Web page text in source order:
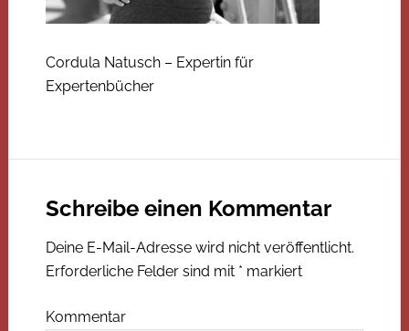
Cordula Natusch – Expertin für
Expertenbücher
Schreibe einen Kommentar
Deine E-Mail-Adresse wird nicht veröffentlicht.
Erforderliche Felder sind mit * markiert
Kommentar